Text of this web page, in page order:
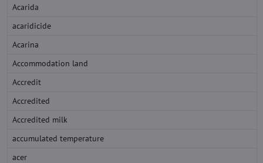
Acarida
acaridicide
Acarina
Accommodation land
Accredit
Accredited
Accredited milk
accumulated temperature
acer